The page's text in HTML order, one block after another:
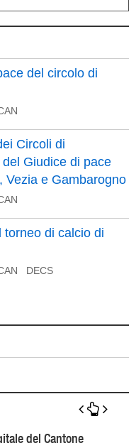
del circolo di
Circoli di
Giudice di pace
Vezia e Gambarogno
torneo di calcio di
DECS
del Cantone